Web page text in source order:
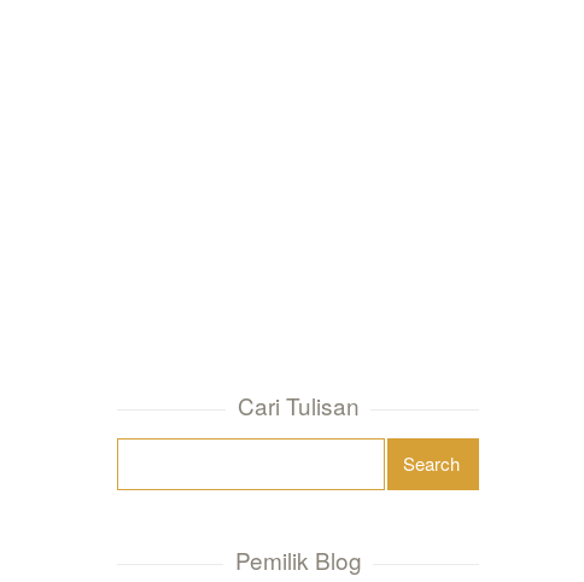
Cari Tulisan
Pemilik Blog